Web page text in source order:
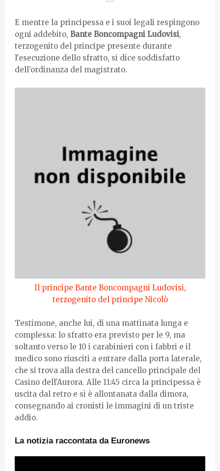
E mentre la principessa e i suoi legali respingono
ogni addebito, Bante Boncompagni Ludovisi,
terzogenito del principe presente durante
l'esecuzione dello sfratto, si dice soddisfatto
dell’ordinanza del magistrato.
Il principe Bante Boncompagni Ludovisi,
terzogenito del principe Nicolò
Testimone, anche lui, di una mattinata lunga e
complessa: lo sfratto era previsto per le 9, ma
soltanto verso le 10 i carabinieri con i fabbri e il
medico sono riusciti a entrare dalla porta laterale,
che si trova alla destra del cancello principale del
Casino dell'Aurora. Alle 11:45 circa la principessa è
uscita dal retro e si è allontanata dalla dimora,
consegnando ai cronisti le immagini di un triste
addio.
La notizia raccontata da Euronews